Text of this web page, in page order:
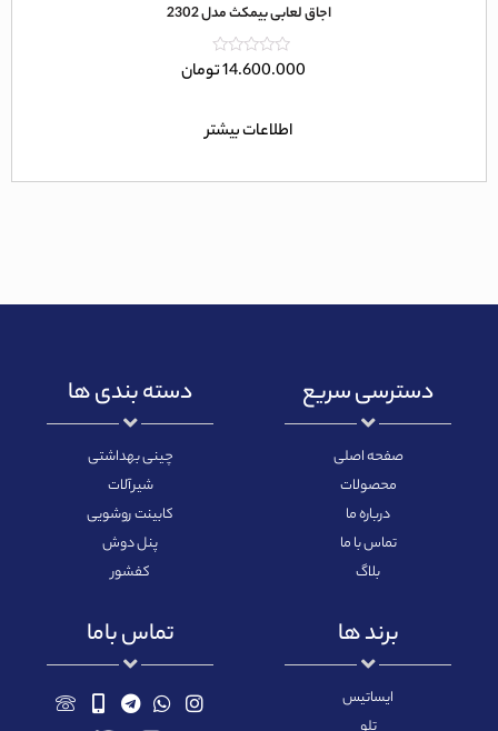
اجاق لعابی بیمکث مدل 2302
امتیاز
14.600.000تومان
اطلاعات بیشتر
دسترسی سریع
صفحه اصلی
محصولات
درباره ما
تماس با ما
بلاگ
دسته بندی ها
چینی بهداشتی
شیرآلات
کابینت روشویی
پنل دوش
کفشور
برند ها
ایساتیس
تماس باما